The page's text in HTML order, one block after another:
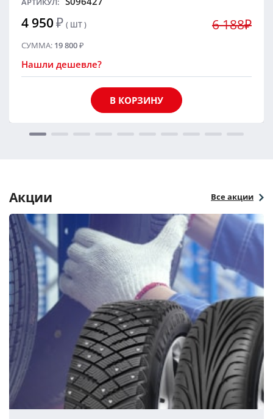
4 950₽ ( ШТ ) 6 188₽
СУММА: 19 800₽
Нашли дешевле?
В КОРЗИНУ
Акции Все акции